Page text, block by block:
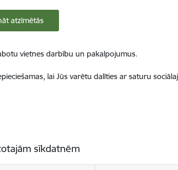
atzīmētās
vietnes darbību un pakalpojumus.
lai Jūs varētu dalīties ar saturu
sīkdatnēm